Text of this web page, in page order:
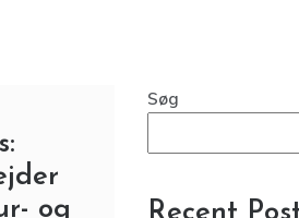
og
fordi
at se på,
Professionel